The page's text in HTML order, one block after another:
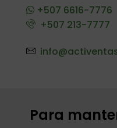
+507 6616-7776
+507 213-7777
Para